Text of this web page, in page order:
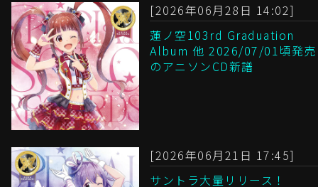
[2026年06月28日 14:02]
蓮ノ空103rd Graduation
Album 他 2026/07/01頃発売
のアニソンCD新譜
[2026年06月21日 17:45]
サントラ大量リリース！